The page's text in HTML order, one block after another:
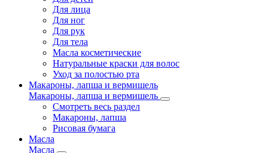
Для лица
Для ног
Для рук
Для тела
Масла косметические
Натуральные краски для волос
Уход за полостью рта
Макароны, лапша и вермишель
Макароны, лапша и вермишель
Смотреть весь раздел
Макароны, лапша
Рисовая бумага
Масла
Масла